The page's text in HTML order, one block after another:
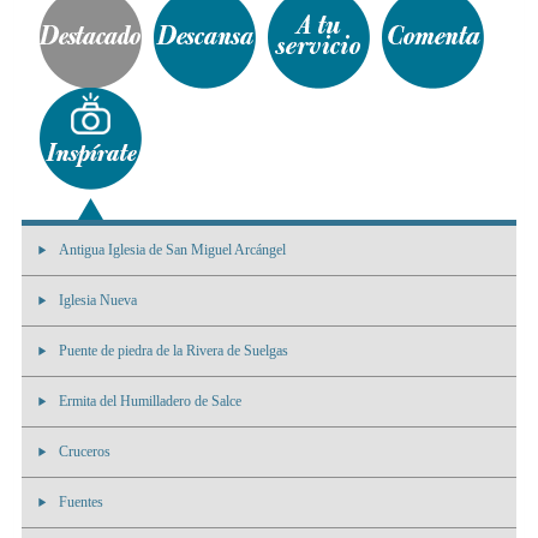
Antigua Iglesia de San Miguel Arcángel
Iglesia Nueva
Puente de piedra de la Rivera de Suelgas
Ermita del Humilladero de Salce
Cruceros
Fuentes